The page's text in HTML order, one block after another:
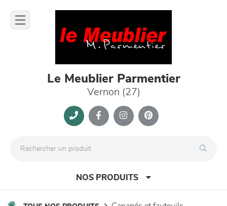
Le Meublier Parmentier
Vernon (27)
NOS PRODUITS